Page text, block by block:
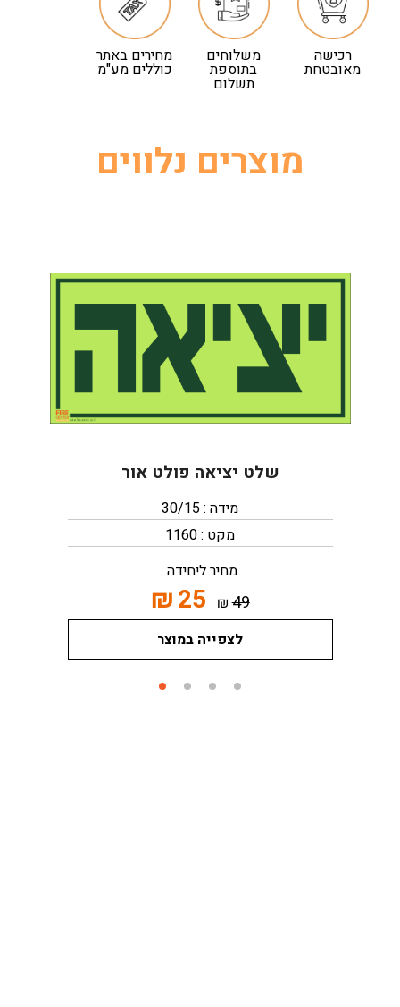
רכישה
מאובטחת
משלוחים
בתוספת
תשלום
מחירים באתר
כוללים מע"מ
מוצרים נלווים
שלט יציאה פולט אור
מידה : 30/15
מקט : 1160
מחיר ליחידה
49
₪
25
₪
לצפייה במוצר